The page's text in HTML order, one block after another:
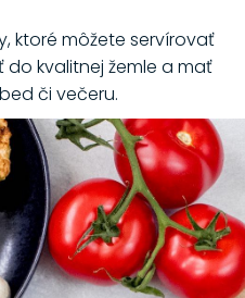
ktoré môžete servírovať
kvalitnej žemle a mať
či večeru.